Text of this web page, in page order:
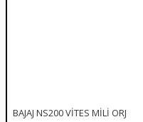
BAJAJ NS200 VİTES MİLİ ORJ